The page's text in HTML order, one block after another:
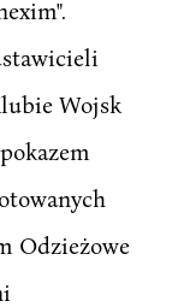
Wojsk
Odzieżowe